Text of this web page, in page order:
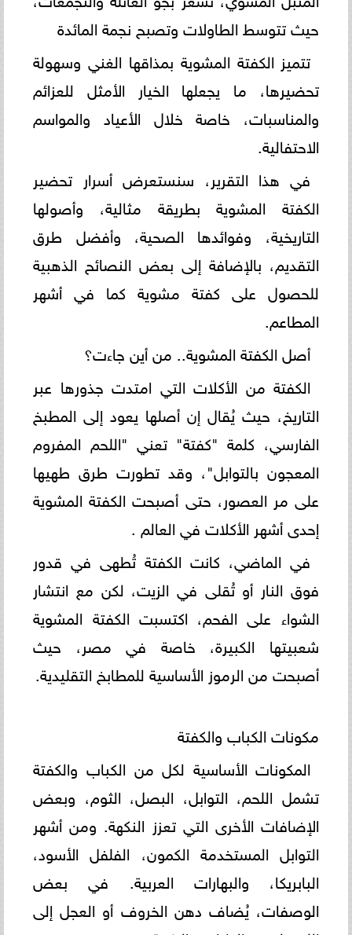
حيث تتوسط الطاولات وتصبح نجمة المائدة
تتميز الكفتة المشوية بمذاقها الغني وسهولة
تحضيرها، ما يجعلها الخيار الأمثل للعزائم
والمناسبات، خاصة خلال الأعياد والمواسم
الاحتفالية.
في هذا التقرير، سنستعرض أسرار تحضير
الكفتة المشوية بطريقة مثالية، وأصولها
التاريخية، وفوائدها الصحية، وأفضل طرق
التقديم، بالإضافة إلى بعض النصائح الذهبية
للحصول على كفتة مشوية كما في أشهر
المطاعم.
أصل الكفتة المشوية.. من أين جاءت؟
الكفتة من الأكلات التي امتدت جذورها عبر
التاريخ، حيث يُقال إن أصلها يعود إلى المطبخ
الفارسي، كلمة "كفتة" تعني "اللحم المفروم
المعجون بالتوابل"، وقد تطورت طرق طهيها
على مر العصور، حتى أصبحت الكفتة المشوية
إحدى أشهر الأكلات في العالم .
في الماضي، كانت الكفتة تُطهى في قدور
فوق النار أو تُقلى في الزيت، لكن مع انتشار
الشواء على الفحم، اكتسبت الكفتة المشوية
شعبيتها الكبيرة، خاصة في مصر، حيث
أصبحت من الرموز الأساسية للمطابخ التقليدية.
مكونات الكباب والكفتة
المكونات الأساسية لكل من الكباب والكفتة
تشمل اللحم، التوابل، البصل، الثوم، وبعض
الإضافات الأخرى التي تعزز النكهة. ومن أشهر
التوابل المستخدمة الكمون، الفلفل الأسود،
البابريكا، والبهارات العربية. في بعض
الوصفات، يُضاف دهن الخروف أو العجل إلى